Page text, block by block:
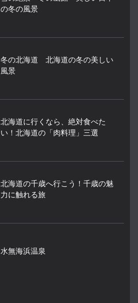
の冬の風景
冬の北海道 北海道の冬の美しい
風景
北海道に行くなら、絶対食べた
い！北海道の「肉料理」三選
北海道の千歳へ行こう！千歳の魅
力に触れる旅
水無海浜温泉